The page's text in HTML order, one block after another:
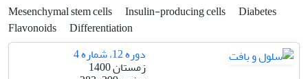
Mesenchymal stem cells Insulin-producing cells
Diabetes
Flavonoids
Differentiation
دوره 12، شماره 4
زمستان 1400